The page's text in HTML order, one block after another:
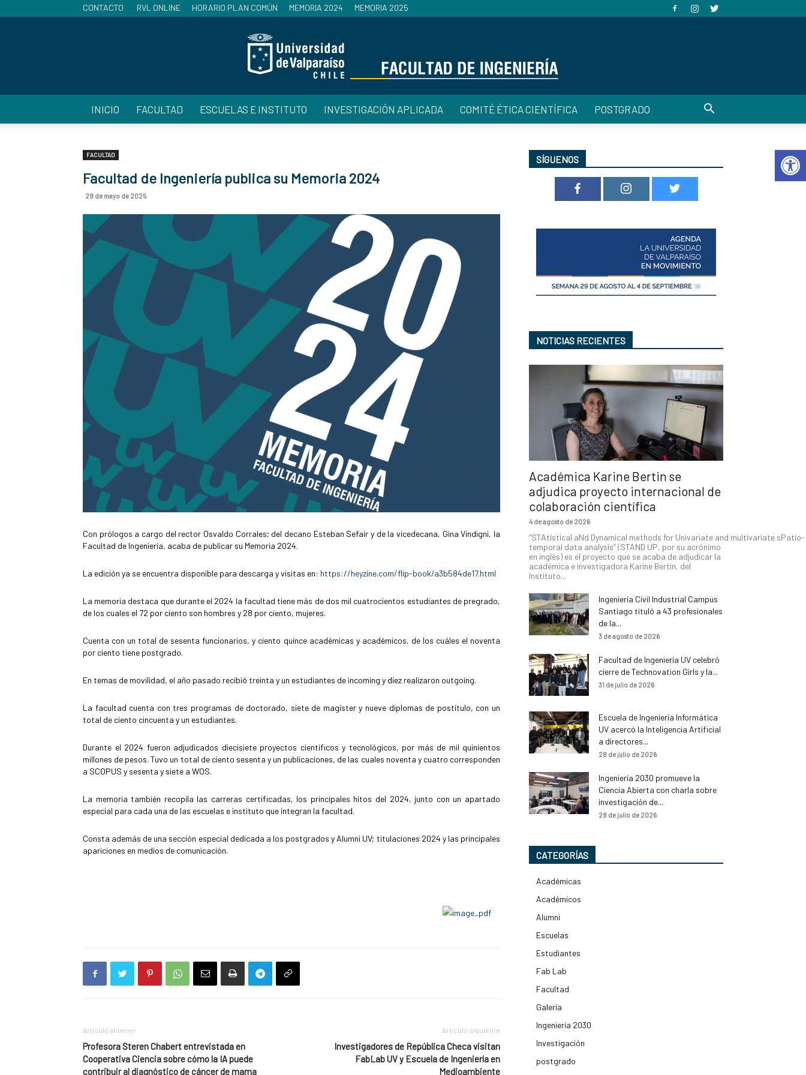
Abrir
CONTACTO RVL ONLINE HORARIO PLAN COMÚN MEMORIA 2024 MEMORIA 2025
Ingeniería
INICIO FACULTAD ESCUELAS E INSTITUTO INVESTIGACIÓN APLICADA COMITÉ ÉTICA CIENTÍFICA POSTGRADO
FACULTAD
Facultad de Ingeniería publica su Memoria 2024
29 de mayo de 2025
Con prólogos a cargo del rector Osvaldo Corrales; del decano Esteban Sefair y de la vicedecana, Gina Vindigni, la
Facultad de Ingeniería, acaba de publicar su Memoria 2024.
La edición ya se encuentra disponible para descarga y visitas en: https://heyzine.com/flip-book/a3b584de17.html
La memoria destaca que durante el 2024 la facultad tiene más de dos mil cuatrocientos estudiantes de pregrado,
de los cuales el 72 por ciento son hombres y 28 por ciento, mujeres.
Cuenta con un total de sesenta funcionarios, y ciento quince académicas y académicos, de los cuáles el noventa
por ciento tiene postgrado.
En temas de movilidad, el año pasado recibió treinta y un estudiantes de incoming y diez realizaron outgoing.
La facultad cuenta con tres programas de doctorado, siete de magíster y nueve diplomas de postítulo, con un
total de ciento cincuenta y un estudiantes.
Durante el 2024 fueron adjudicados diecisiete proyectos científicos y tecnológicos, por más de mil quinientos
millones de pesos. Tuvo un total de ciento sesenta y un publicaciones, de las cuales noventa y cuatro corresponden
a SCOPUS y sesenta y siete a WOS.
La memoria también recopila las carreras certificadas, los principales hitos del 2024, junto con un apartado
especial para cada una de las escuelas e instituto que integran la facultad.
Consta además de una sección especial dedicada a los postgrados y Alumni UV; titulaciones 2024 y las principales
apariciones en medios de comunicación.
Artículo anterior
Profesora Steren Chabert entrevistada en
Cooperativa Ciencia sobre cómo la IA puede
contribuir al diagnóstico de cáncer de mama
Artículo siguiente
Investigadores de República Checa visitan
FabLab UV y Escuela de Ingeniería en
Medioambiente
SÍGUENOS
NOTICIAS RECIENTES
Académica Karine Bertin se
adjudica proyecto internacional de
colaboración científica
4 de agosto de 2026
“STAtistical aNd Dynamical methods for Univariate and multivariate sPatio-
temporal data analysis” (STAND UP, por su acrónimo
en inglés) es el proyecto que se acaba de adjudicar la
académica e investigadora Karine Bertin, del
Instituto...
Ingeniería Civil Industrial Campus
Santiago tituló a 43 profesionales
de la...
3 de agosto de 2026
Facultad de Ingeniería UV celebró
cierre de Technovation Girls y la...
31 de julio de 2026
Escuela de Ingeniería Informática
UV acercó la Inteligencia Artificial
a directores...
28 de julio de 2026
Ingeniería 2030 promueve la
Ciencia Abierta con charla sobre
investigación de...
28 de julio de 2026
CATEGORÍAS
Académicas
Académicos
Alumni
Escuelas
Estudiantes
Fab Lab
Facultad
Galería
Ingeniería 2030
Investigación
postgrado